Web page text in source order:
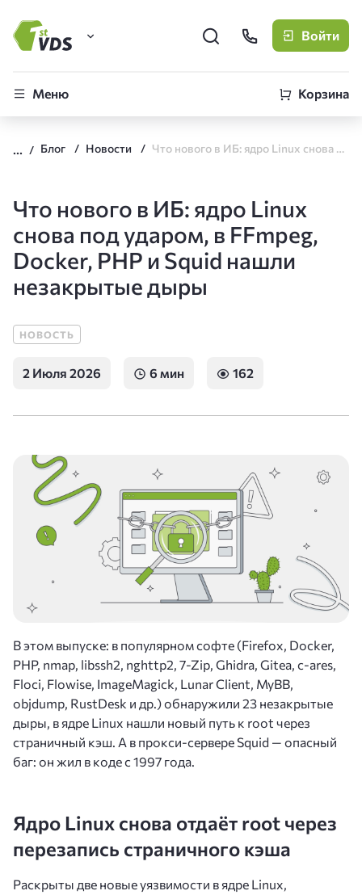
FirstVDS (вы здесь)
CLO
Войти
Меню Корзина
Блог Новости Что нового в ИБ: ядро Linux снова под ударом, в FFmpeg, Docker, PHP и Squid нашли незакрытые дыры
Что нового в ИБ: ядро Linux
снова под ударом, в FFmpeg,
Docker, PHP и Squid нашли
незакрытые дыры
НОВОСТЬ
2 Июля 2026 6 мин 162
В этом выпуске: в популярном софте (Firefox, Docker,
PHP, nmap, libssh2, nghttp2, 7-Zip, Ghidra, Gitea, c-ares,
Floci, Flowise, ImageMagick, Lunar Client, MyBB,
objdump, RustDesk и др.) обнаружили 23 незакрытые
дыры, в ядре Linux нашли новый путь к root через
страничный кэш. А в прокси-сервере Squid — опасный
баг: он жил в коде с 1997 года.
Ядро Linux снова отдаёт root через
перезапись страничного кэша
Раскрыты две новые уязвимости в ядре Linux,